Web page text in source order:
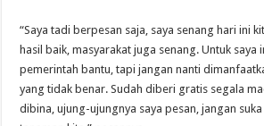
“Saya tadi berpesan saja, saya senang hari ini
hasil baik, masyarakat juga senang. Untuk saya
pemerintah bantu, tapi jangan nanti
yang tidak benar. Sudah diberi gratis segala
dibina, ujung-ujungnya saya pesan, jangan